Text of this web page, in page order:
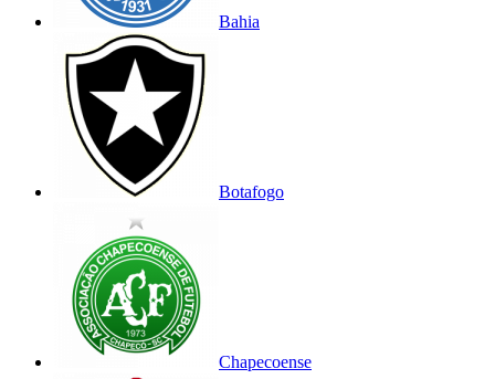
Bahia
Botafogo
Chapecoense